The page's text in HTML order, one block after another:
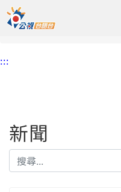
中央內容區塊
頭頁
:::
新聞